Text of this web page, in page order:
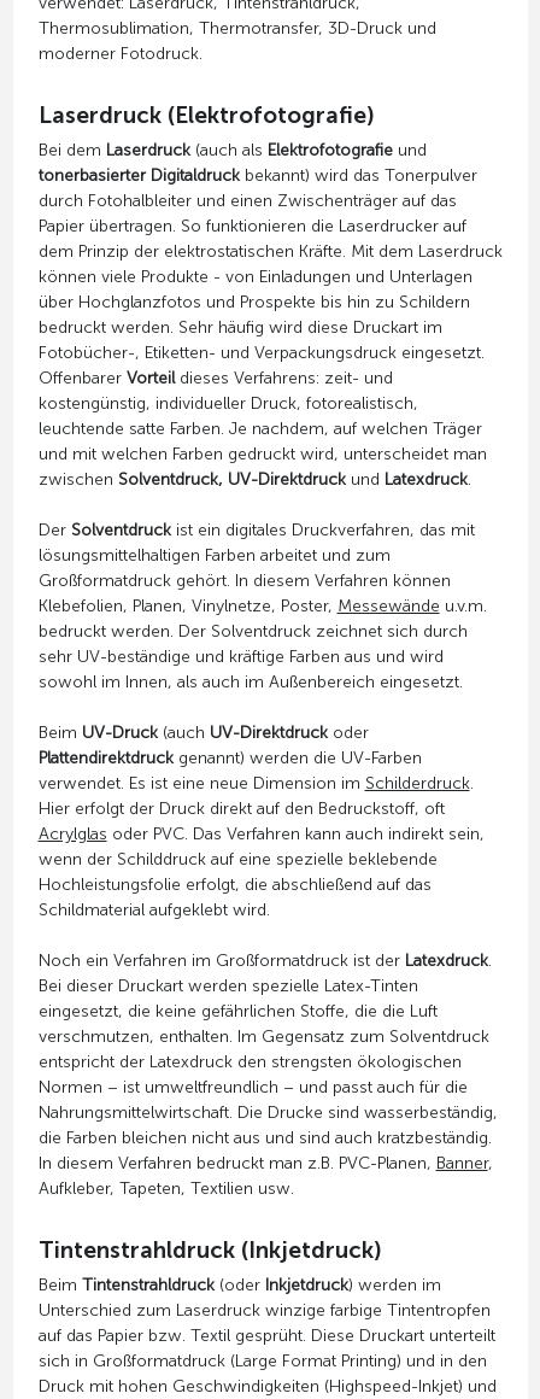
Thermosublimation, Thermotransfer, 3D-Druck und
moderner Fotodruck.
Laserdruck (Elektrofotografie)
Bei dem Laserdruck(auch als Elektrofotografieund
tonerbasierter Digitaldruckbekannt) wird das Tonerpulver
durch Fotohalbleiter und einen Zwischenträger auf das
Papier übertragen. So funktionieren die Laserdrucker auf
dem Prinzip der elektrostatischen Kräfte. Mit dem Laserdruck
können viele Produkte - von Einladungen und Unterlagen
über Hochglanzfotos und Prospekte bis hin zu Schildern
bedruckt werden. Sehr häufig wird diese Druckart im
Fotobücher-, Etiketten- und Verpackungsdruck eingesetzt.
Offenbarer Vorteildieses Verfahrens: zeit- und
kostengünstig, individueller Druck, fotorealistisch,
leuchtende satte Farben. Je nachdem, auf welchen Träger
und mit welchen Farben gedruckt wird, unterscheidet man
zwischen Solventdruck, UV-Direktdruckund Latexdruck.
Der Solventdruckist ein digitales Druckverfahren, das mit
lösungsmittelhaltigen Farben arbeitet und zum
Großformatdruck gehört. In diesem Verfahren können
Klebefolien, Planen, Vinylnetze, Poster, Messewände u.v.m.
bedruckt werden. Der Solventdruck zeichnet sich durch
sehr UV-beständige und kräftige Farben aus und wird
sowohl im Innen, als auch im Außenbereich eingesetzt.
Beim UV-Druck(auch UV-Direktdruckoder
Plattendirektdruckgenannt) werden die UV-Farben
verwendet. Es ist eine neue Dimension im Schilderdruck.
Hier erfolgt der Druck direkt auf den Bedruckstoff, oft
Acrylglas oder PVC. Das Verfahren kann auch indirekt sein,
wenn der Schilddruck auf eine spezielle beklebende
Hochleistungsfolie erfolgt, die abschließend auf das
Schildmaterial aufgeklebt wird.
Noch ein Verfahren im Großformatdruck ist der Latexdruck.
Bei dieser Druckart werden spezielle Latex-Tinten
eingesetzt, die keine gefährlichen Stoffe, die die Luft
verschmutzen, enthalten. Im Gegensatz zum Solventdruck
entspricht der Latexdruck den strengsten ökologischen
Normen – ist umweltfreundlich – und passt auch für die
Nahrungsmittelwirtschaft. Die Drucke sind wasserbeständig,
die Farben bleichen nicht aus und sind auch kratzbeständig.
In diesem Verfahren bedruckt man z.B. PVC-Planen, Banner,
Aufkleber, Tapeten, Textilien usw.
Tintenstrahldruck (Inkjetdruck)
Beim Tintenstrahldruck(oder Inkjetdruck) werden im
Unterschied zum Laserdruck winzige farbige Tintentropfen
auf das Papier bzw. Textil gesprüht. Diese Druckart unterteilt
sich in Großformatdruck (Large Format Printing) und in den
Druck mit hohen Geschwindigkeiten (Highspeed-Inkjet) und